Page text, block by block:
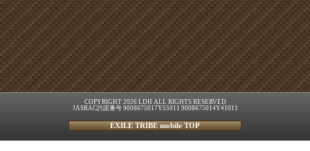
COPYRIGHT 2026 LDH ALL RIGHTS RESERVED
JASRAC許諾番号 9008675017Y55011 9008675014Y41011
EXILE TRIBE mobile TOP